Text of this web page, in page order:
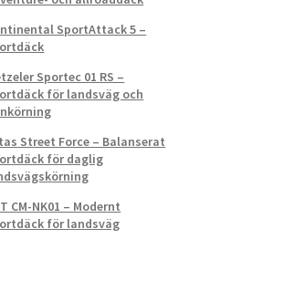
SportAttack 5 –
Sportec 01 RS –
för landsväg och
Street Force – Balanserat
för daglig
CM-NK01 – Modernt
för landsväg